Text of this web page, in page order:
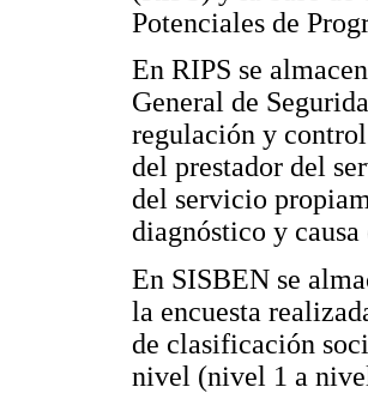
Potenciales de
En RIPS se
General de
regulación y
del prestador del
del servicio
diagnóstico y causa
En SISBEN se
la encuesta
de clasificación
nivel (nivel 1 a